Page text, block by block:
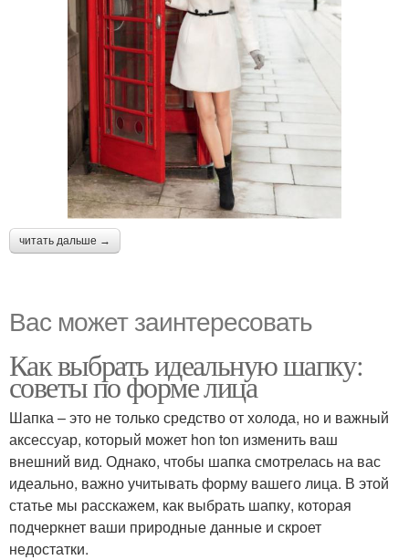
читать дальше →
Вас может заинтересовать
Как выбрать идеальную шапку:
советы по форме лица
Шапка – это не только средство от холода, но и важный
аксессуар, который может hon ton изменить ваш
внешний вид. Однако, чтобы шапка смотрелась на вас
идеально, важно учитывать форму вашего лица. В этой
статье мы расскажем, как выбрать шапку, которая
подчеркнет ваши природные данные и скроет
недостатки.